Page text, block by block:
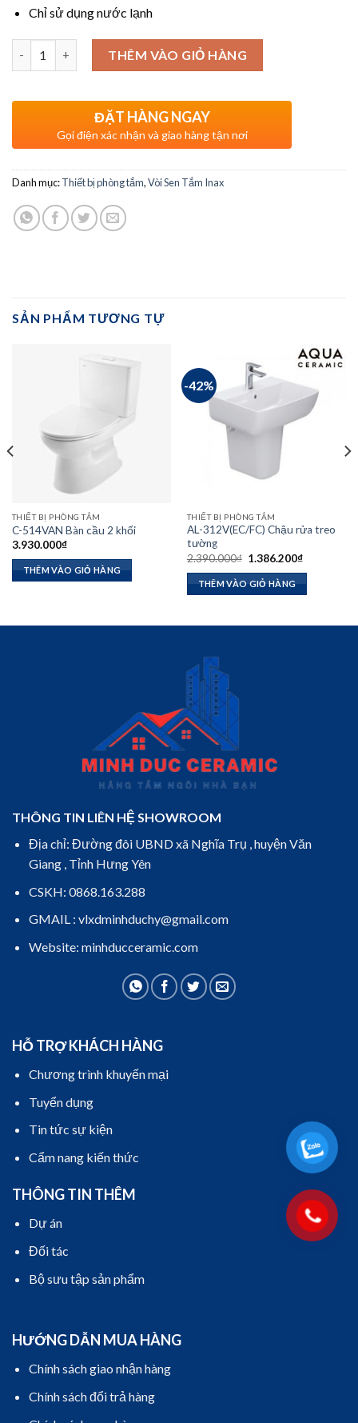
Chỉ sử dụng nước lạnh
THÊM VÀO GIỎ HÀNG
ĐẶT HÀNG NGAY
Gọi điện xác nhận và giao hàng tận nơi
Danh mục:Thiết bị phòng tắm,Vòi Sen Tắm Inax
SẢN PHẨM TƯƠNG TỰ
THIẾT BỊ PHÒNG TẮM
C-514VAN Bàn cầu 2 khối
3.930.000₫
THÊM VÀO GIỎ HÀNG
-42%
THIẾT BỊ PHÒNG TẮM
AL-312V(EC/FC) Chậu rửa treo
tường
2.390.000₫ Giá
là:
2.390.000₫.
1.386.200₫Giá
THÊM VÀO GIỎ HÀNG
THÔNG TIN LIÊN HỆ SHOWROOM
Địa chỉ: Đường đôi UBND xã Nghĩa Trụ , huyện Văn
Giang , Tỉnh Hưng Yên
CSKH: 0868.163.288
GMAIL : vlxdminhduchy@gmail.com
Website: minhducceramic.com
HỖ TRỢ KHÁCH HÀNG
Chương trình khuyến mại
Tuyển dụng
Tin tức sự kiện
Cẩm nang kiến thức
THÔNG TIN THÊM
Dự án
Đối tác
Bộ sưu tập sản phẩm
HƯỚNG DẪN MUA HÀNG
Chính sách giao nhận hàng
Chính sách đổi trả hàng